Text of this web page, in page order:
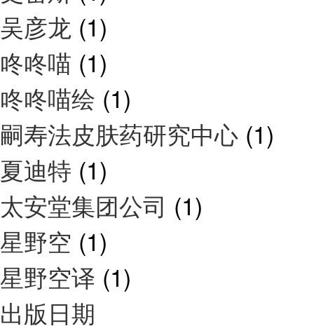
吴彦龙 (1)
咚咚喵 (1)
咚咚喵绘 (1)
嗣寿法皮肤药研究中心 (1)
夏迪特 (1)
太安堂集团公司 (1)
星野空 (1)
星野空译 (1)
出版日期